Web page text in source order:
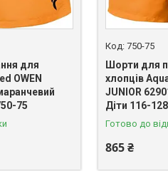
для
OWEN
75
750-75
Шорти для
хлопців
JUNIOR
Діти 116-
Готово до
865 ₴